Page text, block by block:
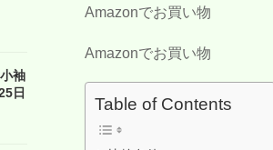
Amazonでお買い物
Amazonでお買い物
Table of Contents
袖
日